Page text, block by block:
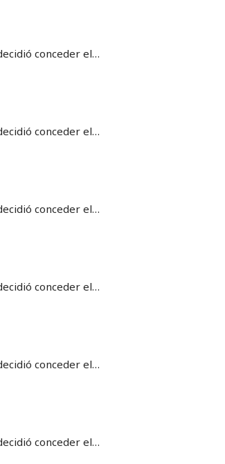
conceder el…
conceder el…
conceder el…
conceder el…
conceder el…
conceder el…